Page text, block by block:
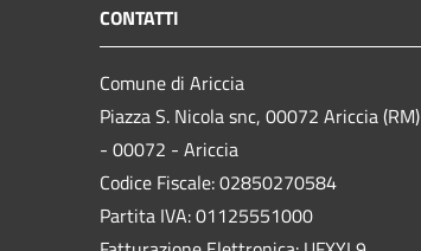
CONTATTI
Comune di Ariccia
Piazza S. Nicola snc, 00072 Ariccia (RM)
- 00072 - Ariccia
Codice Fiscale: 02850270584
Partita IVA: 01125551000